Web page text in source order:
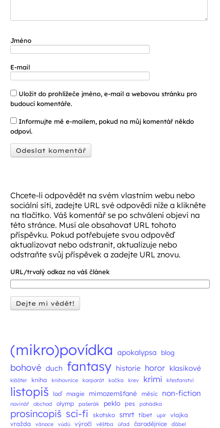
Jméno
E-mail
Uložit do prohlížeče jméno, e-mail a webovou stránku pro
budoucí komentáře.
Informujte mě e-mailem, pokud na můj komentář někdo
odpoví.
Chcete-li odpovědět na svém vlastním webu nebo
sociální síti, zadejte URL své odpovědi níže a klikněte
na tlačítko. Váš komentář se po schválení objeví na
této stránce. Musí ale obsahovat URL tohoto
příspěvku. Pokud potřebujete svou odpověď
aktualizovat nebo odstranit, aktualizuje nebo
odstraňte svůj příspěvek a zadejte URL znovu.
URL/trvalý odkaz na váš článek
(mikro)povídka apokalypsa blog
bohové duch fantasy historie horor klasikové
klášter kniha knihovnice korporát kočka krev krimi křesťanství
listopiš loď magie mimozemšťané měsíc non-fiction
novinář obchod olymp pašerák peklo pes pohádka
prosincopiš sci-fi skotsko smrt tibet upír
vlajka
vražda
vánoce vúdú výročí věštba úřad čarodějnice ďábel